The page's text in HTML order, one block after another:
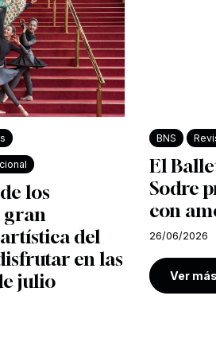
los
gran
del
en las
julio
BNS
El
Sodre
con
26/06/2026
Ver más